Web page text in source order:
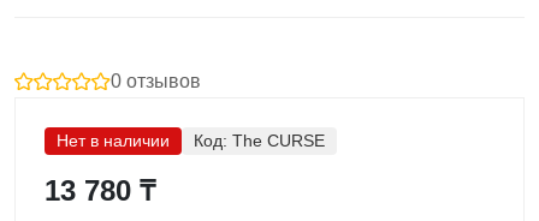
0 отзывов
Нет в наличии Код: The CURSE
13 780 ₸